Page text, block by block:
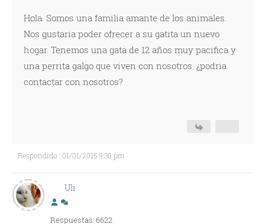
Hola. Somos una familia amante de los animales.
Nos gustaria poder ofrecer a su gatita un nuevo
hogar. Tenemos una gata de 12 años muy pacifica y
una perrita galgo que viven con nosotros. ¿podria
contactar con nosotros?
Respondido : 01/01/2015 9:30 pm
Uli
Respuestas: 6622